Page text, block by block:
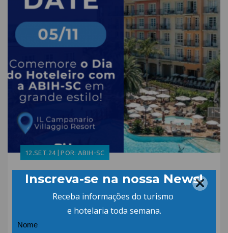
12.SET.24 | POR: ABIH-SC
Comemorações do Dia do
Hoteleiro já tem data
marcada